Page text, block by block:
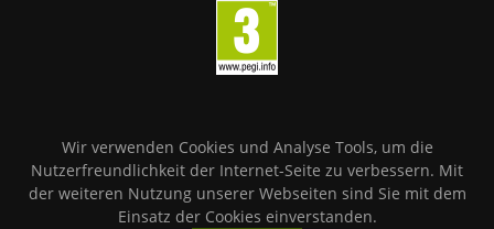
Wir verwenden Cookies und Analyse Tools, um die
Nutzerfreundlichkeit der Internet-Seite zu verbessern. Mit
der weiteren Nutzung unserer Webseiten sind Sie mit dem
Einsatz der Cookies einverstanden.